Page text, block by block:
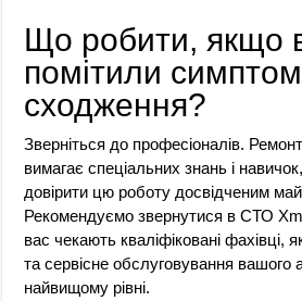
Що робити, якщо
помітили
сходження?
Зверніться до професіоналів.
вимагає спеціальних знань і
довірити цю роботу досвідченим
Рекомендуємо звернутися в СТО
вас чекають кваліфіковані фахівці,
та сервісне обслуговування вашого
найвищому рівні.